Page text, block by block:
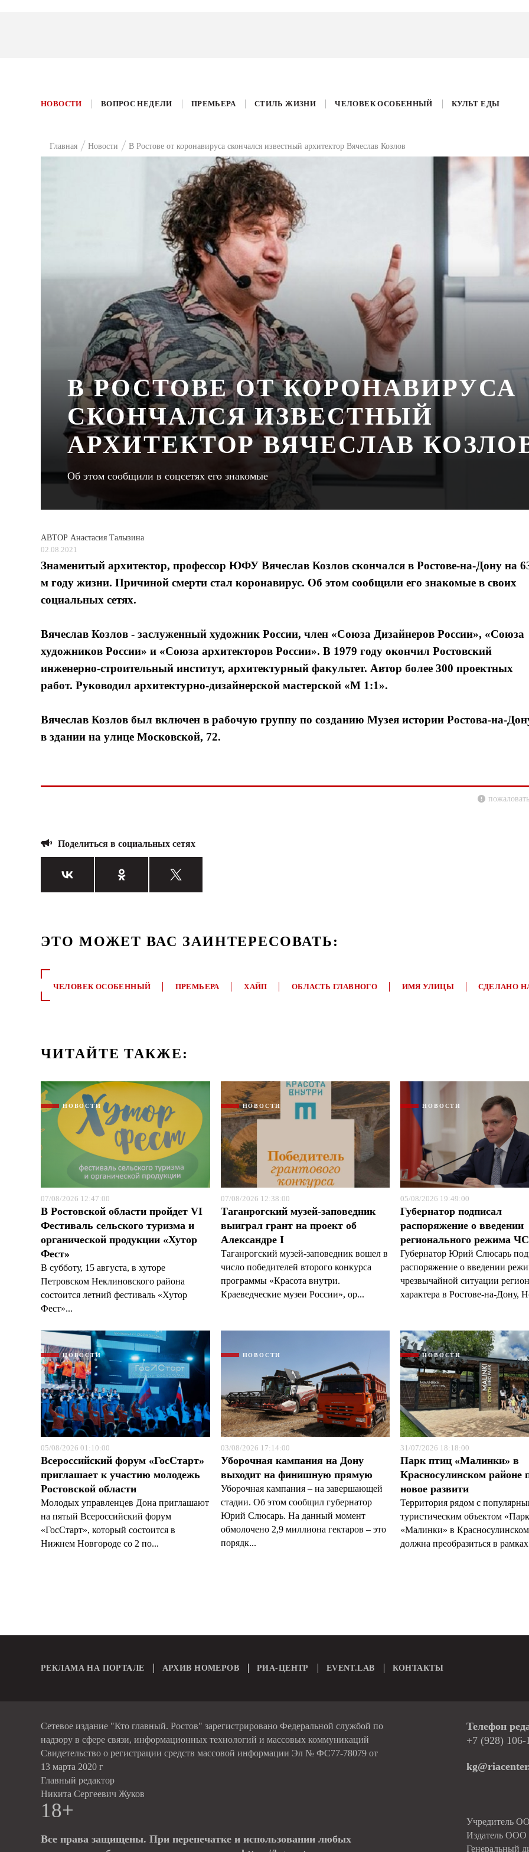
НОВОСТИ ВОПРОС НЕДЕЛИ ПРЕМЬЕРА СТИЛЬ ЖИЗНИ ЧЕЛОВЕК ОСОБЕННЫЙ КУЛЬТ ЕДЫ
Главная Новости В Ростове от коронавируса скончался известный архитектор Вячеслав Козлов
В РОСТОВЕ ОТ КОРОНАВИРУСА
СКОНЧАЛСЯ ИЗВЕСТНЫЙ
АРХИТЕКТОР ВЯЧЕСЛАВ
Об этом сообщили в соцсетях его знакомые
АВТОР Анастасия Талызина
02.08.2021
Знаменитый архитектор, профессор ЮФУ Вячеслав Козлов скончался в Ростове-на-Дону на
м году жизни. Причиной смерти стал коронавирус. Об этом сообщили его знакомые в своих
социальных сетях.
Вячеслав Козлов - заслуженный художник России, член «Союза Дизайнеров России», «Союза
художников России» и «Союза архитекторов России». В 1979 году окончил Ростовский
инженерно-строительный институт, архитектурный факультет. Автор более 300 проектных
работ. Руководил архитектурно-дизайнерской мастерской «М 1:1».
Вячеслав Козлов был включен в рабочую группу по созданию Музея истории Ростова-на-
в здании на улице Московской, 72.
Поделиться в социальных сетях
ЭТО МОЖЕТ ВАС ЗАИНТЕРЕСОВАТЬ:
ЧЕЛОВЕК ОСОБЕННЫЙ ПРЕМЬЕРА ХАЙП ОБЛАСТЬ ГЛАВНОГО ИМЯ УЛИЦЫ СДЕЛАНО
ЧИТАЙТЕ ТАКЖЕ:
НОВОСТИ
07/08/2026 12:47:00
В Ростовской области пройдет VI
Фестиваль сельского туризма и
органической продукции «Хутор
Фест»
В субботу, 15 августа, в хуторе
Петровском Неклиновского района
состоится летний фестиваль «Хутор
Фест»...
НОВОСТИ
07/08/2026 12:38:00
Таганрогский музей-заповедник
выиграл грант на проект об
Александре I
Таганрогский музей-заповедник вошел в
число победителей второго конкурса
программы «Красота внутри.
Краеведческие музеи России», ор...
НОВОСТИ
05/08/2026 19:49:00
Губернатор подписал
распоряжение о введении
регионального режима ЧС
Губернатор Юрий Слюсарь
распоряжение о введении
чрезвычайной ситуации
характера в Ростове-на-Дону,
НОВОСТИ
05/08/2026 01:10:00
Всероссийский форум «ГосСтарт»
приглашает к участию молодежь
Ростовской области
Молодых управленцев Дона приглашают
на пятый Всероссийский форум
«ГосСтарт», который состоится в
Нижнем Новгороде со 2 по...
НОВОСТИ
03/08/2026 17:14:00
Уборочная кампания на Дону
выходит на финишную прямую
Уборочная кампания – на завершающей
стадии. Об этом сообщил губернатор
Юрий Слюсарь. На данный момент
обмолочено 2,9 миллиона гектаров – это
порядк...
НОВОСТИ
31/07/2026 18:18:00
Парк птиц «Малинки» в
Красносулинском районе
новое развити
Территория рядом с
туристическим объектом
«Малинки» в
должна преобразиться в
Я согласен сполитикой конфиденциальности и защиты информации*
РЕКЛАМА НА ПОРТАЛЕ АРХИВ НОМЕРОВ РИА-ЦЕНТР EVENT.LAB КОНТАКТЫ
Сетевое издание "Кто главный. Ростов" зарегистрировано Федеральной службой по
надзору в сфере связи, информационных технологий и массовых коммуникаций
Свидетельство о регистрации средств массовой информации Эл № ФС77-78079 от
13 марта 2020 г
Главный редактор
Никита Сергеевич Жуков
18+
Все права защищены. При перепечатке и использовании любых
Телефон
+7 (928) 106-
Учредитель
Издатель
Генеральный
Я согласен сполитикой конфиденциальности и защиты информации*